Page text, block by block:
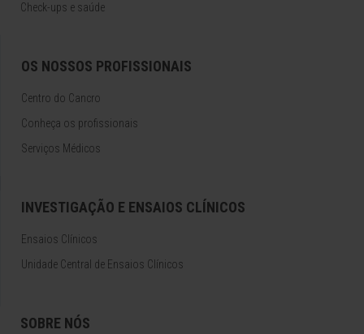
Check-ups e saúde
OS NOSSOS PROFISSIONAIS
Centro do Cancro
Conheça os profissionais
Serviços Médicos
INVESTIGAÇÃO E ENSAIOS CLÍNICOS
Ensaios Clínicos
Unidade Central de Ensaios Clínicos
SOBRE NÓS